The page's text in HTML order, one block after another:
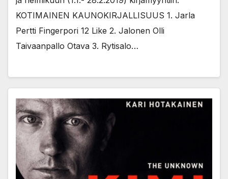
KOTIMAINEN KAUNOKIRJALLISUUS 1. Jarla
Pertti Fingerpori 12 Like 2. Jalonen Olli
Taivaanpallo Otava 3. Rytisalo…